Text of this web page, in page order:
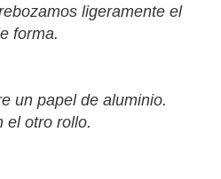
ligeramente el
forma.
un papel de aluminio.
el otro rollo.